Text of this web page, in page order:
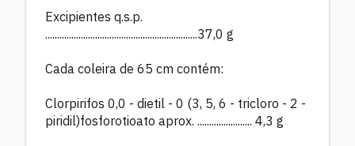
Excipientes q.s.p.
................................................................37,0 g
Cada coleira de 65 cm contém:
Clorpirifos 0,0 - dietil - 0 (3, 5, 6 - tricloro - 2 -
piridil)fosforotioato aprox. ....................... 4,3 g